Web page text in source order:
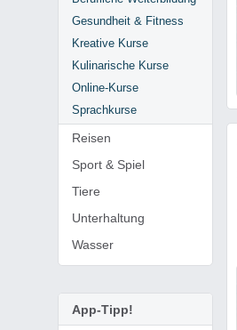
Gesundheit & Fitness
Kreative Kurse
Kulinarische Kurse
Online-Kurse
Sprachkurse
Reisen
Sport & Spiel
Tiere
Unterhaltung
Wasser
App-Tipp!